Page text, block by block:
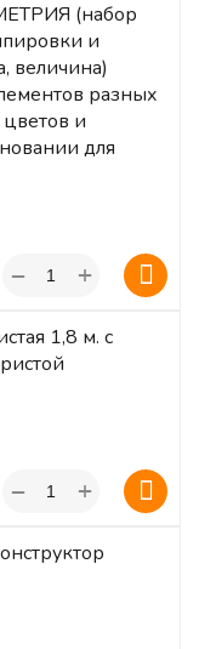
(набор
и
величина)
разных
и
для
+
−
1,8 м. с
+
−